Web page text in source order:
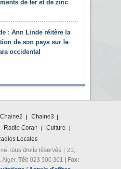
de fer et de zinc
: Ann Linde réitère la
de son pays sur le
occidental
Chaine2
Chaine3
Radio Coran
Culture
Locales
tous droits réservés. | 21,
Alger. Tél: 023 500 301 |
Fax: